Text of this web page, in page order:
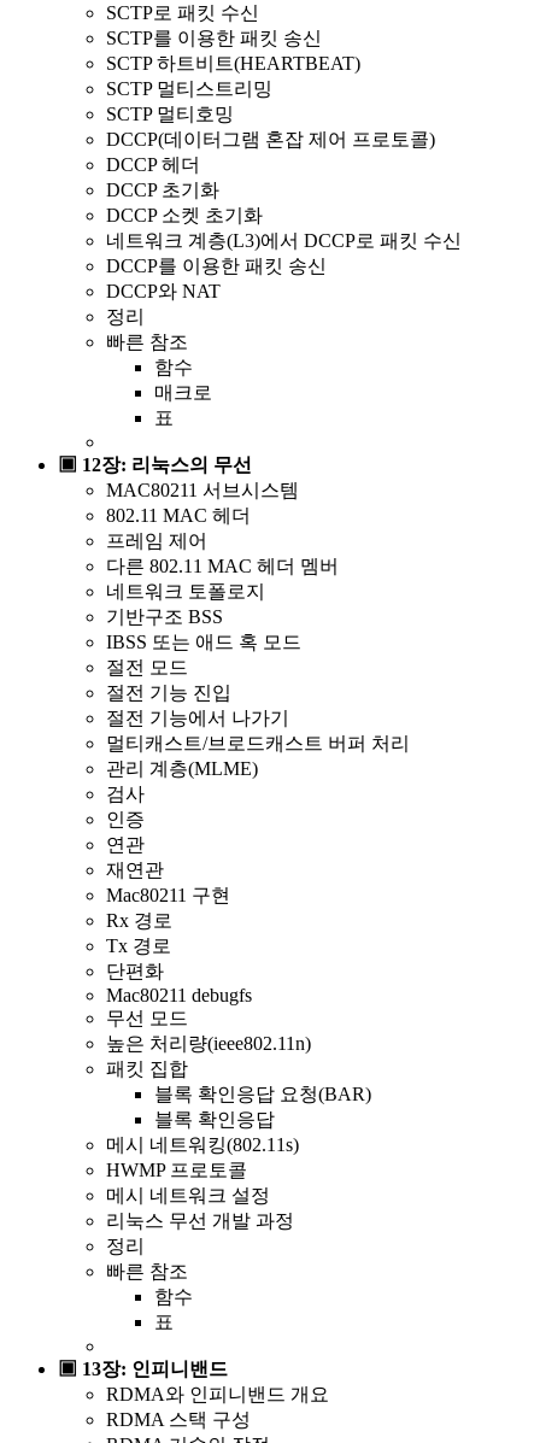
SCTP로 패킷 수신
SCTP를 이용한 패킷 송신
SCTP 하트비트(HEARTBEAT)
SCTP 멀티스트리밍
SCTP 멀티호밍
DCCP(데이터그램 혼잡 제어 프로토콜)
DCCP 헤더
DCCP 초기화
DCCP 소켓 초기화
네트워크 계층(L3)에서 DCCP로 패킷 수신
DCCP를 이용한 패킷 송신
DCCP와 NAT
정리
빠른 참조
함수
매크로
표
▣ 12장: 리눅스의 무선
MAC80211 서브시스템
802.11 MAC 헤더
프레임 제어
다른 802.11 MAC 헤더 멤버
네트워크 토폴로지
기반구조 BSS
IBSS 또는 애드 혹 모드
절전 모드
절전 기능 진입
절전 기능에서 나가기
멀티캐스트/브로드캐스트 버퍼 처리
관리 계층(MLME)
검사
인증
연관
재연관
Mac80211 구현
Rx 경로
Tx 경로
단편화
Mac80211 debugfs
무선 모드
높은 처리량(ieee802.11n)
패킷 집합
블록 확인응답 요청(BAR)
블록 확인응답
메시 네트워킹(802.11s)
HWMP 프로토콜
메시 네트워크 설정
리눅스 무선 개발 과정
정리
빠른 참조
함수
표
▣ 13장: 인피니밴드
RDMA와 인피니밴드 개요
RDMA 스택 구성